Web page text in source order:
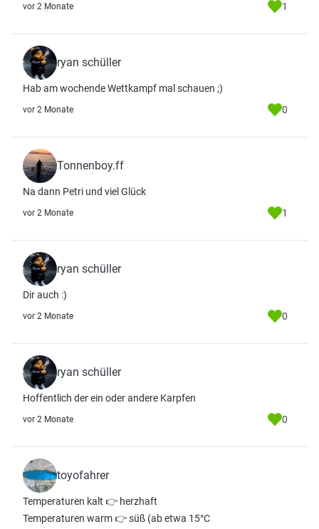
vor 2 Monate 1
ryan schüller
Hab am wochende Wettkampf mal schauen ;)
vor 2 Monate 0
Tonnenboy.ff
Na dann Petri und viel Glück
vor 2 Monate 1
ryan schüller
Dir auch :)
vor 2 Monate 0
ryan schüller
Hoffentlich der ein oder andere Karpfen
vor 2 Monate 0
toyofahrer
Temperaturen kalt 👉 herzhaft
Temperaturen warm 👉 süß (ab etwa 15°C